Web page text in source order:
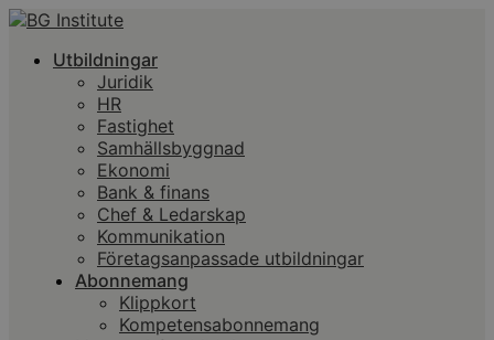
Utbildningar
Juridik
HR
Fastighet
Samhällsbyggnad
Ekonomi
Bank & finans
Chef & Ledarskap
Kommunikation
Företagsanpassade utbildningar
Abonnemang
Klippkort
Kompetensabonnemang